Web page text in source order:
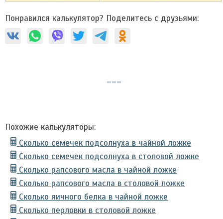
Понравился калькулятор? Поделитесь с друзьями:
Похожие калькуляторы:
Сколько семечек подсолнуха в чайной ложке
Сколько семечек подсолнуха в столовой ложке
Сколько рапсового масла в чайной ложке
Сколько рапсового масла в столовой ложке
Сколько яичного белка в чайной ложке
Сколько перловки в столовой ложке